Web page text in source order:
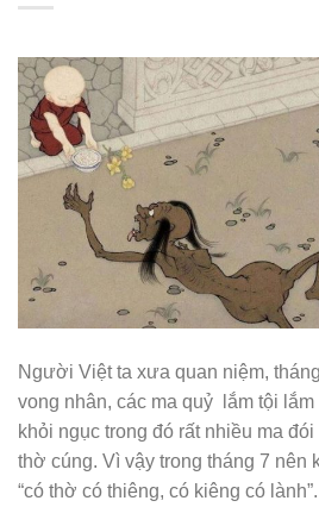
Người Việt ta xưa quan niệm,
vong nhân, các ma quỷ lắm tội
khỏi ngục trong đó rất nhiều ma
thờ cúng. Vì vậy trong tháng 7 nên
“có thờ có thiêng, có kiêng có lành”.